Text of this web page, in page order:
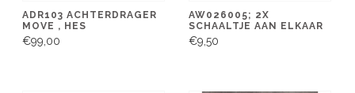
ADR103 ACHTERDRAGER
MOVE , HES
€99,00
AW026005; 2X
SCHAALTJE AAN ELKAAR
€9,50